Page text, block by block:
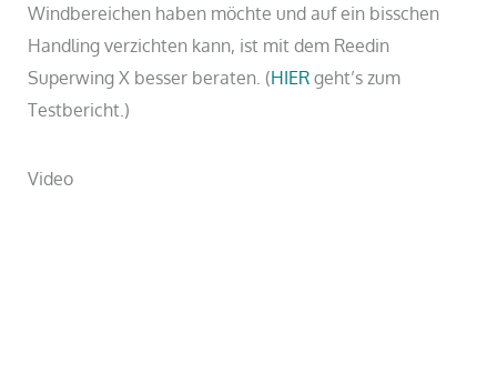
Windbereichen haben möchte und auf ein bisschen
Handling verzichten kann, ist mit dem Reedin
Superwing X besser beraten. (HIERgeht’s zum
Testbericht.)
Video